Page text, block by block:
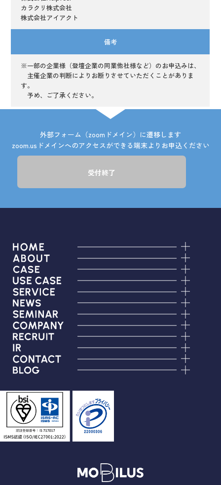
カラクリ株式会社
株式会社アイアクト
備考
※一部の企業様（登壇企業の同業他社様など）のお申込みは、
主催企業の判断によりお断りさせていただくことがありま
す。
予め、ご了承ください。
外部フォーム（zoomドメイン）に遷移します
zoom.usドメインへのアクセスができる端末よりお申込ください
受付終了